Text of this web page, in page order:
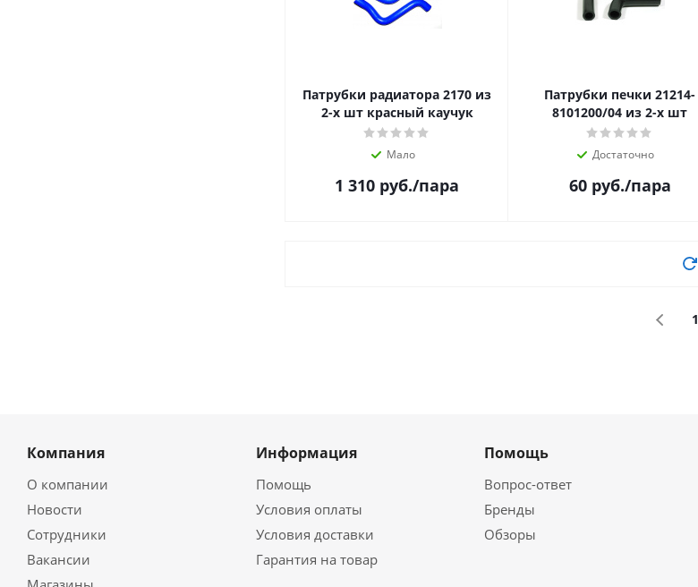
Патрубки радиатора 2170 из
2-х шт красный каучук
Мало
1 310 руб./пара
Патрубки печки 21214-
8101200/04 из 2-х шт
Достаточно
60руб./пара
1
Компания
О компании
Новости
Сотрудники
Вакансии
Информация
Помощь
Условия оплаты
Условия доставки
Гарантия на товар
Помощь
Вопрос-ответ
Бренды
Обзоры